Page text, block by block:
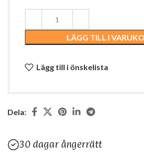
LÄGG TILL I
Lägg till i önskelista
Dela:
30 dagar ångerrätt